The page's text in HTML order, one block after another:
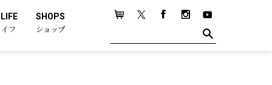
フ
SHOPS
ショップ